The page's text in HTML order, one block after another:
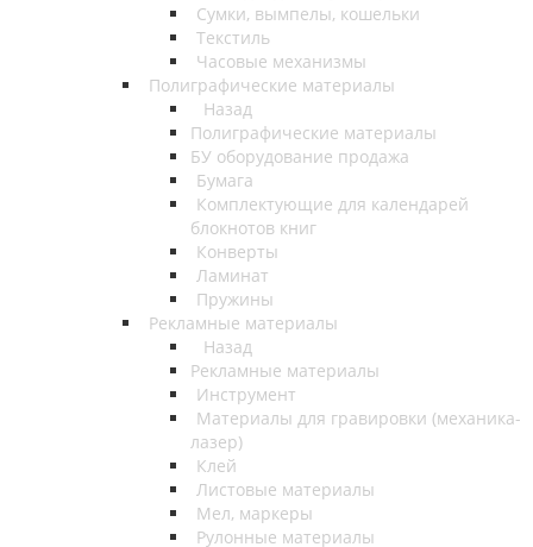
Сумки, вымпелы, кошельки
Текстиль
Часовые механизмы
Полиграфические материалы
Назад
Полиграфические материалы
БУ оборудование продажа
Бумага
Комплектующие для календарей
блокнотов книг
Конверты
Ламинат
Пружины
Рекламные материалы
Назад
Рекламные материалы
Инструмент
Материалы для гравировки (механика-
лазер)
Клей
Листовые материалы
Мел, маркеры
Рулонные материалы